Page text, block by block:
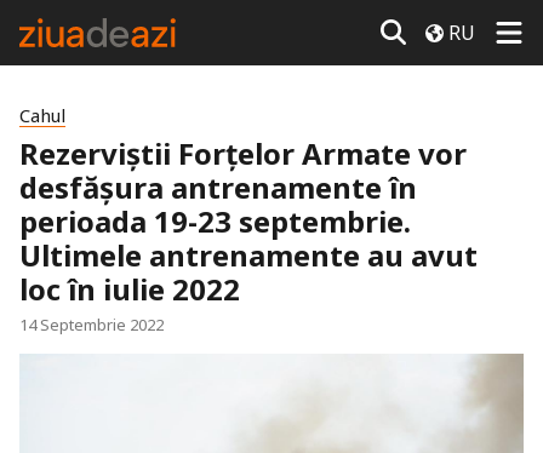
RU
Cahul
Rezerviștii Forțelor Armate vor
desfășura antrenamente în
perioada 19-23 septembrie.
Ultimele antrenamente au avut
loc în iulie 2022
14 Septembrie 2022